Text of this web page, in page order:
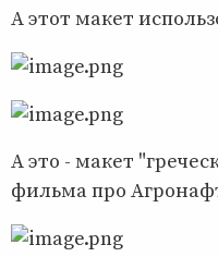
А этот макет
А это - макет
фильма про